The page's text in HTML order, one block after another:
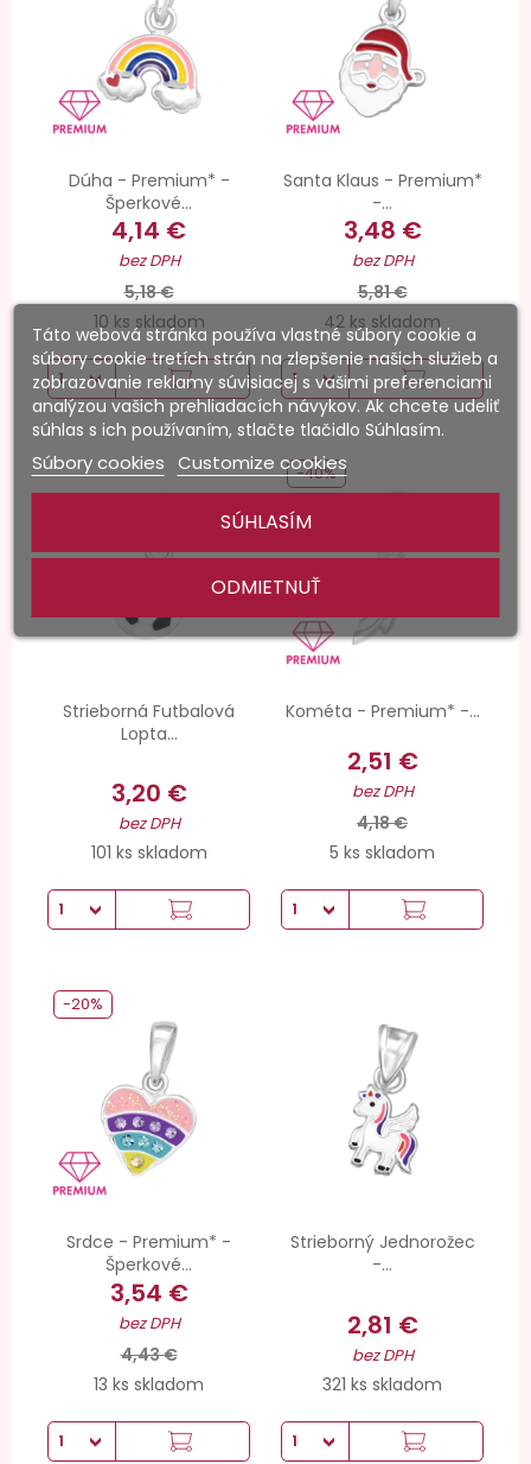
Dúha - Premium* -
Šperkové...
4,14 €
bez DPH
5,18 €
10 ks skladom
Santa Klaus - Premium*
-...
3,48 €
bez DPH
5,81 €
42 ks skladom
Strieborná Futbalová
Lopta...
3,20 €
bez DPH
101 ks skladom
Kométa - Premium* -...
2,51 €
bez DPH
4,18 €
5 ks skladom
-40%
Srdce - Premium* -
Šperkové...
3,54 €
bez DPH
4,43 €
13 ks skladom
-20%
Strieborný Jednorožec
-...
2,81 €
bez DPH
321 ks skladom
Táto webová stránka používa vlastné súbory cookie a
súbory cookie tretích strán na zlepšenie našich služieb a
zobrazovanie reklamy súvisiacej s vašimi preferenciami
analýzou vašich prehliadacích návykov. Ak chcete udeliť
súhlas s ich používaním, stlačte tlačidlo Súhlasím.
Súbory cookies Customize cookies
ODMIETNUŤ
SÚHLASÍM